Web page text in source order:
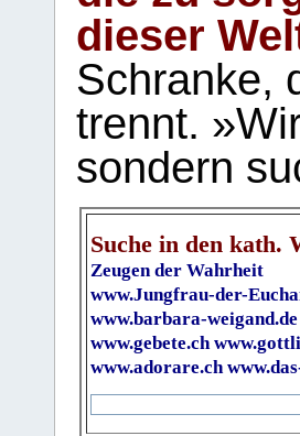
dieser
Schranke,
trennt.
sondern
Suche in den kath.
Zeugen der Wahrheit
www.Jungfrau-der-
www.barbara-weigand.de
www.gebete.ch
www.adorare.ch